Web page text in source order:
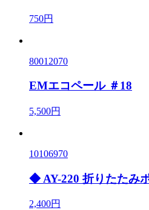
750円
80012070
EMエコペール ＃18
5,500円
10106970
◆ AY-220 折りたたみ
2,400円